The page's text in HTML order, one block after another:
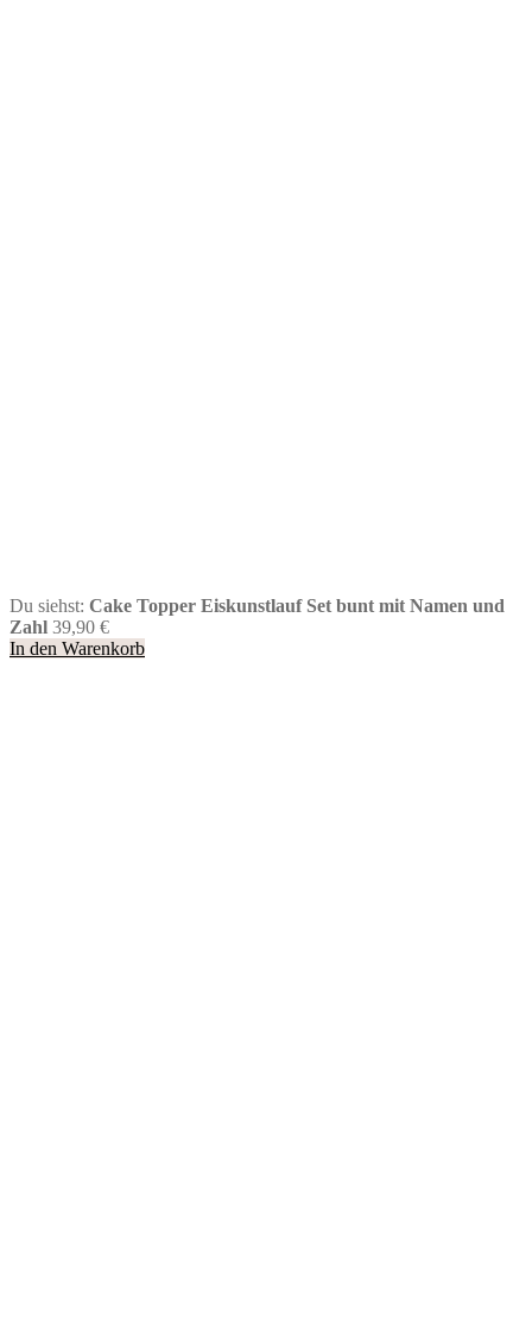
Du siehst: Cake Topper Eiskunstlauf Set bunt mit Namen und
Zahl 39,90 €
In den Warenkorb